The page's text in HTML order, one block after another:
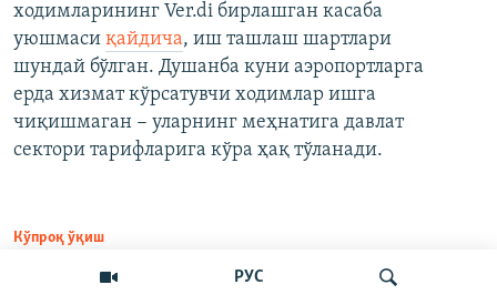
РУС
ходимларининг Ver.di бирлашган касаба
уюшмаси қайдича, иш ташлаш шартлари
шундай бўлган. Душанба куни аэропортларга
ерда хизмат кўрсатувчи ходимлар ишга
чиқишмаган − уларнинг меҳнатига давлат
сектори тарифларига кўра ҳақ тўланади.
Кўпроқ ўқиш